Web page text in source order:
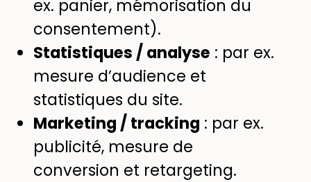
ex. panier, mémorisation du
consentement).
Statistiques / analyse : par ex.
mesure d’audience et
statistiques du site.
Marketing / tracking : par ex.
publicité, mesure de
conversion et retargeting.